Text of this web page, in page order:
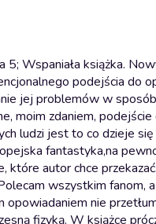
Wspaniała książka.
podejścia do
jej problemów w
moim zdaniem,
ludzi jest to co dzieje
fantastyka,na
które autor chce
wszystkim fanom,
nie
fizyką. W książce